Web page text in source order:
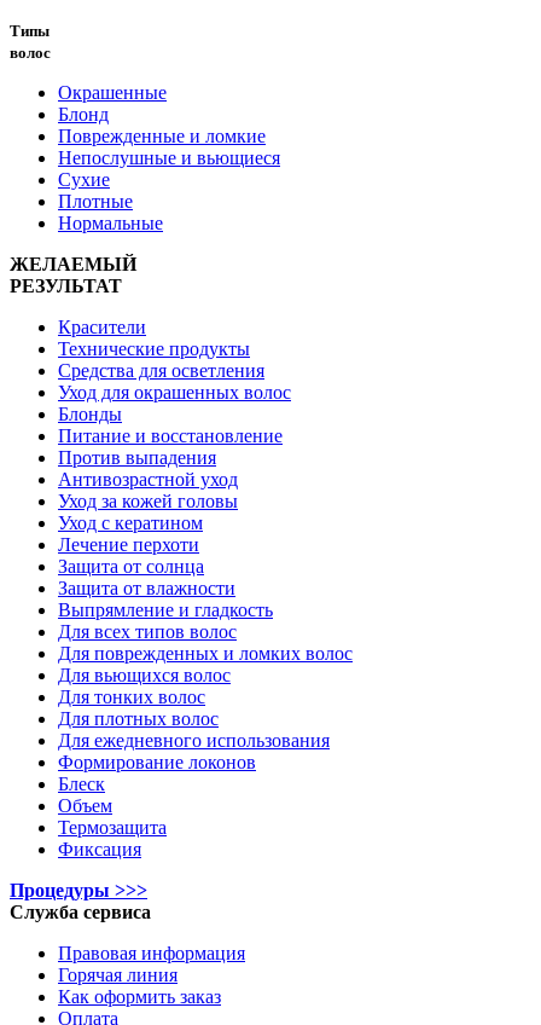
Типы
волос
Окрашенные
Блонд
Поврежденные и ломкие
Непослушные и вьющиеся
Сухие
Плотные
Нормальные
ЖЕЛАЕМЫЙ
РЕЗУЛЬТАТ
Красители
Технические продукты
Средства для осветления
Уход для окрашенных волос
Блонды
Питание и восстановление
Против выпадения
Антивозрастной уход
Уход за кожей головы
Уход с кератином
Лечение перхоти
Защита от солнца
Защита от влажности
Выпрямление и гладкость
Для всех типов волос
Для поврежденных и ломких волос
Для вьющихся волос
Для тонких волос
Для плотных волос
Для ежедневного использования
Формирование локонов
Блеск
Объем
Термозащита
Фиксация
Процедуры >>>
Служба сервиса
Правовая информация
Горячая линия
Как оформить заказ
Оплата